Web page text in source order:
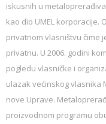
iskusnih u
kao dio UMEL korporacije.
privatnom vlasništvu čime
privatnu. U 2006. godini
pogledu vlasničke i
ulazak većinskog vlasnika
nove Uprave.
proizvodnom programu